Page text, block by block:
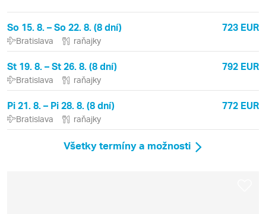
So 15. 8. – So 22. 8. (8 dní) 723 EUR
Bratislava raňajky
St 19. 8. – St 26. 8. (8 dní) 792 EUR
Bratislava raňajky
Pi 21. 8. – Pi 28. 8. (8 dní) 772 EUR
Bratislava raňajky
Všetky termíny a možnosti